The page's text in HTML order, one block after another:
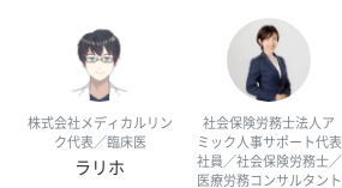
株式会社メディカルリン
ク代表／臨床医
ラリホ
社会保険労務士法人ア
ミック人事サポート代表
社員／社会保険労務士／
医療労務コンサルタント